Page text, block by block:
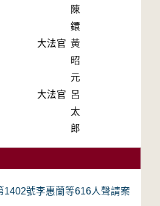
陳
鐶
大法官 黃
昭
元
大法官 呂
太
郎
1402號李惠蘭等616人聲請案